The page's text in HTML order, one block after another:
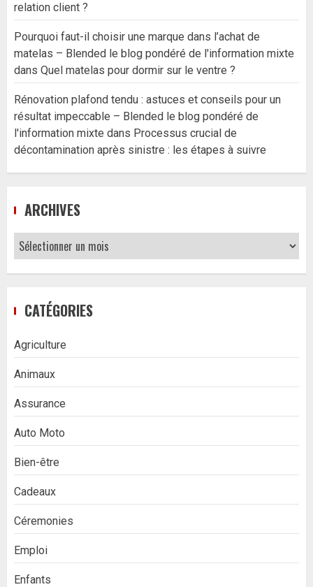
relation client ?
Pourquoi faut-il choisir une marque dans l’achat de
matelas – Blended le blog pondéré de l'information mixte
dans Quel matelas pour dormir sur le ventre ?
Rénovation plafond tendu : astuces et conseils pour un
résultat impeccable – Blended le blog pondéré de
l'information mixte dans Processus crucial de
décontamination après sinistre : les étapes à suivre
ARCHIVES
Archives
CATÉGORIES
Agriculture
Animaux
Assurance
Auto Moto
Bien-être
Cadeaux
Céremonies
Emploi
Enfants